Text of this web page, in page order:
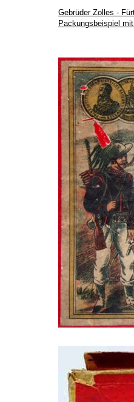
Gebrüder Zolles -
Packungsbeispiel